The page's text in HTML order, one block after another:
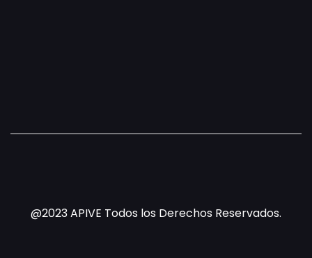
@2023 APIVE Todos los Derechos Reservados.